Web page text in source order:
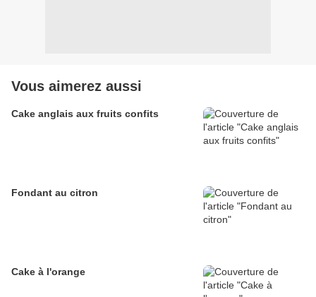
Vous aimerez aussi
Cake anglais aux fruits confits
Fondant au citron
Cake à l'orange